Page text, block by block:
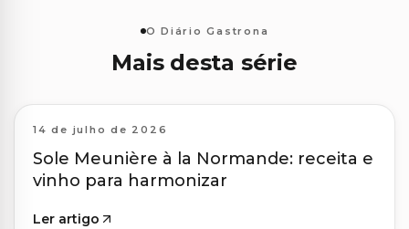
O Diário Gastrona
Mais desta série
14 de julho de 2026
Sole Meunière à la Normande: receita e
vinho para harmonizar
Ler artigo